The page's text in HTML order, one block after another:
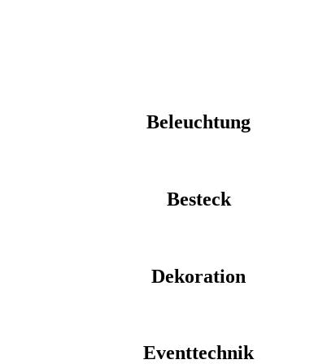
Beleuchtung
Besteck
Dekoration
Eventtechnik